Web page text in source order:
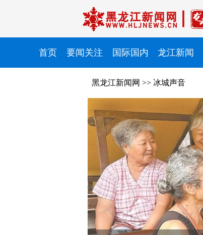
首页 要闻关注 国际国内 龙江新闻
黑龙江新闻网 >> 冰城声音